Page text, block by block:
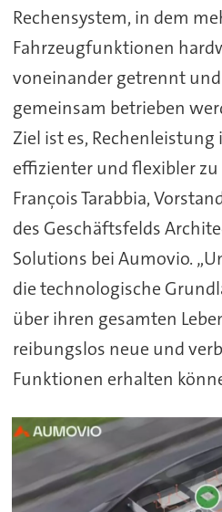
Rechensystem, in dem
Fahrzeugfunktionen
voneinander getrennt
gemeinsam betrieben
Ziel ist es, Rechenleistung
effizienter und flexibler zu
François Tarabbia,
des Geschäftsfelds
Solutions bei Aumovio.
die technologische
über ihren gesamten
reibungslos neue und
Funktionen erhalten